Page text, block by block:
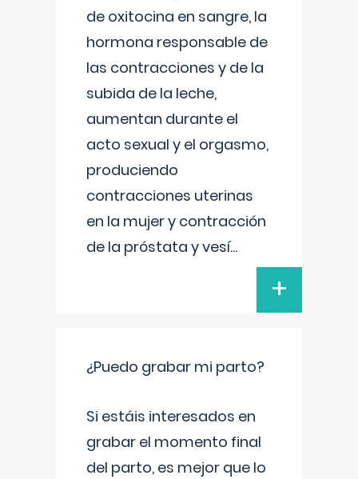
de oxitocina en sangre, la
hormona responsable de
las contracciones y de la
subida de la leche,
aumentan durante el
acto sexual y el orgasmo,
produciendo
contracciones uterinas
en la mujer y contracción
de la próstata y vesí...
+
¿Puedo grabar mi parto?
Si estáis interesados en
grabar el momento final
del parto, es mejor que lo